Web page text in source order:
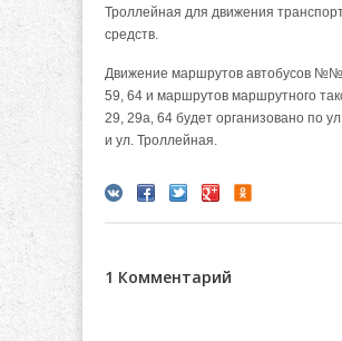
Троллейная для движения
средств.
Движение маршрутов автобусов №№
59, 64 и маршрутов маршрутного
29, 29а, 64 будет организовано по
и ул. Троллейная.
1 Комментарий